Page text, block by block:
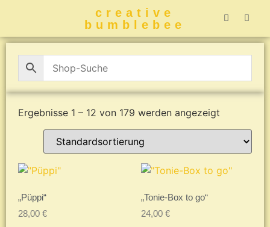
creative
bumblebee
Ergebnisse 1 – 12 von 179 werden angezeigt
„Püppi“
28,00 €
„Tonie-Box to go“
24,00 €